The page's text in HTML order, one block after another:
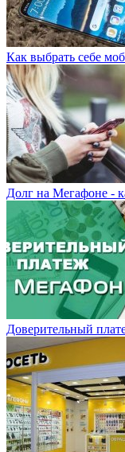
Как выбрать себе
Долг на Мегафоне -
Доверительный